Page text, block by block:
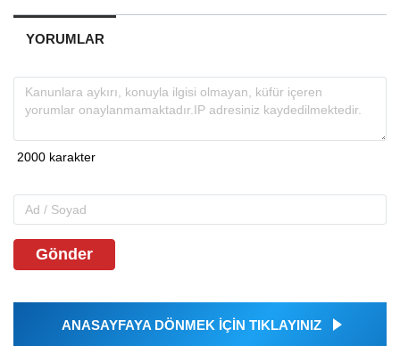
YORUMLAR
Gönder
ANASAYFAYA DÖNMEK İÇİN TIKLAYINIZ